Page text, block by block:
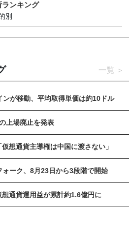
ランキング
別
一覧
ンが移動、平均取得単価は約10ドル
上場廃止を発表
想通貨主導権は中国に渡さない」
ーク、8月23日から3段階で開始
通貨運用益が累計約1.6億円に